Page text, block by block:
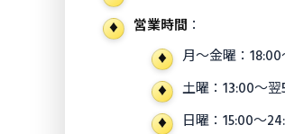
営業時間 ：
月〜金曜：18:00
土曜：13:00〜翌
日曜：15:00〜